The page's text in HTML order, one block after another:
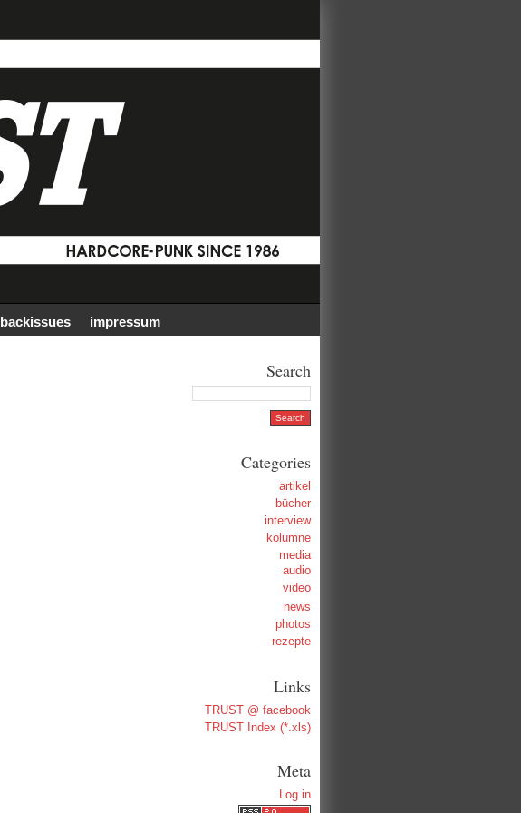
backissues impressum
Search
Categories
artikel
bücher
interview
kolumne
media
audio
video
news
photos
rezepte
Links
TRUST @ facebook
TRUST Index (*.xls)
Meta
Log in